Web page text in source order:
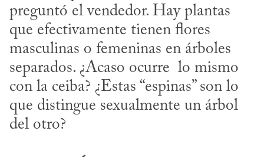
preguntó el vendedor. Hay plantas
que efectivamente tienen flores
masculinas o femeninas en árboles
separados. ¿Acaso ocurre  lo mismo
con la ceiba? ¿Estas “espinas” son lo
que distingue sexualmente un árbol
del otro?